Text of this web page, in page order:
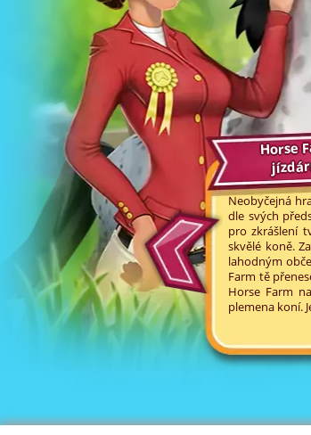
Horse
Neobyčejná
dle svých
pro zkrášlení
skvělé koně.
lahodným
Farm tě
Horse Farm
plemena koní.